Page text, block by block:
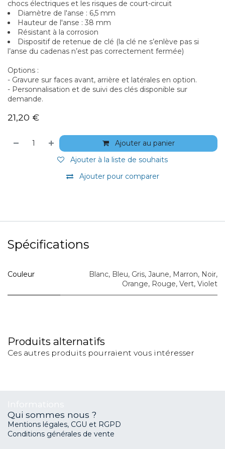
chocs électriques et les risques de court-circuit
Diamètre de l'anse : 6,5 mm
Hauteur de l'anse : 38 mm
Résistant à la corrosion
Dispositif de retenue de clé (la clé ne s’enlève pas si
l’anse du cadenas n’est pas correctement fermée)
Options :
- Gravure sur faces avant, arrière et latérales en option.
- Personnalisation et de suivi des clés disponible sur
demande.
21,20 €
Ajouter au panier
Ajouter pour comparer
Ajouter à la liste de souhaits
Spécifications
Couleur Blanc, Bleu, Gris, Jaune, Marron, Noir,
Orange, Rouge, Vert, Violet
Produits alternatifs
Ces autres produits pourraient vous intéresser
Qui sommes nous ?
Mentions légales, CGU et RGPD
Conditions générales de vente